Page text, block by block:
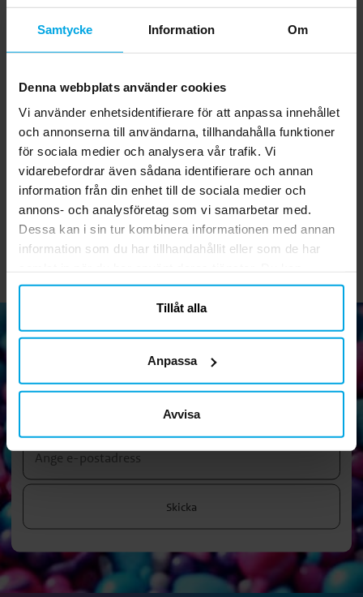
Samtycke Information Om
Denna webbplats använder cookies
Vi använder enhetsidentifierare för att anpassa innehållet
och annonserna till användarna, tillhandahålla funktioner
för sociala medier och analysera vår trafik. Vi
vidarebefordrar även sådana identifierare och annan
information från din enhet till de sociala medier och
annons- och analysföretag som vi samarbetar med.
Dessa kan i sin tur kombinera informationen med annan
information som du har tillhandahållit eller som de har
närsomhelst ändra ditt samtycke.
Tillåt alla
Anpassa
Avvisa
Hello Kitty - Armband 3-
pack
Pris:59,00 kr
59,00 kr
KÖP
Pippi Långstrump -
Tatueringar 11-pack
Pris: 29,00 kr
29,00 kr
KÖP
Nyhetsbrev!
kampanjer och erbjudanden.
Skicka